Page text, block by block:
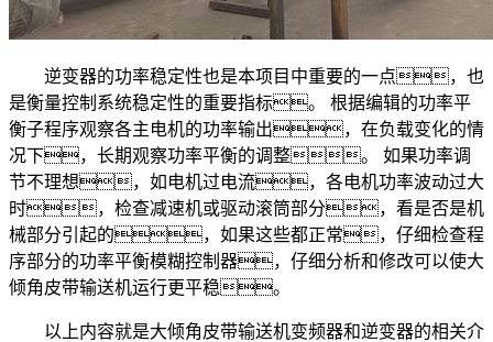
逆变器的功率稳定性也是本项目中重要的一点，也
是衡量控制系统稳定性的重要指标。 根据编辑的功率平
衡子程序观察各主电机的功率输出，在负载变化的情
况下，长期观察功率平衡的调整。 如果功率调
节不理想，如电机过电流，各电机功率波动过大
时，检查减速机或驱动滚筒部分，看是否是机
械部分引起的，如果这些都正常，仔细检查程
序部分的功率平衡模糊控制器，仔细分析和修改可以使大
倾角皮带输送机运行更平稳。
以上内容就是大倾角皮带输送机变频器和逆变器的相关介